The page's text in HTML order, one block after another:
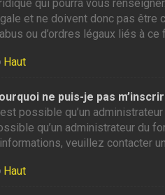
qui pourra vous
et ne doivent donc pas être
ou d’ordres légaux liés à ce
Haut
ne puis-je pas
possible qu’un
qu’un administrateur du
veuillez contacter
Haut